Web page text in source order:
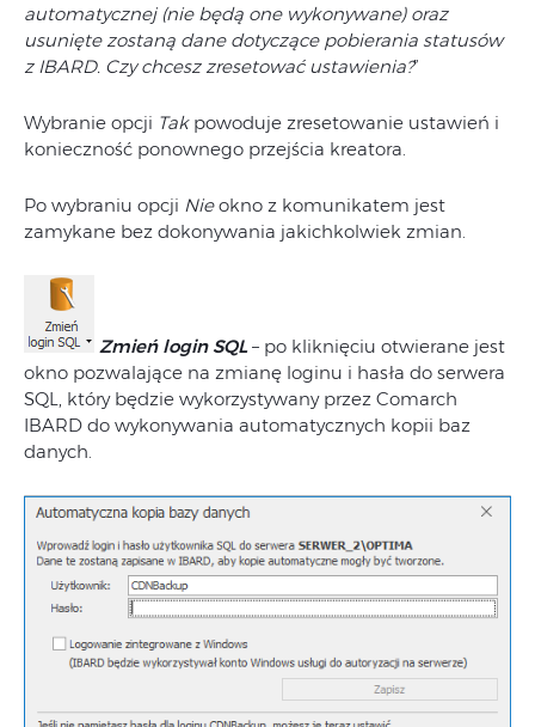
automatycznej (nie będą one wykonywane) oraz
usunięte zostaną dane dotyczące pobierania statusów
z IBARD. Czy chcesz zresetować ustawienia?”
Wybranie opcji Takpowoduje zresetowanie ustawień i
konieczność ponownego przejścia kreatora.
Po wybraniu opcji Nieokno z komunikatem jest
zamykane bez dokonywania jakichkolwiek zmian.
Zmień login SQL– po kliknięciu otwierane jest
okno pozwalające na zmianę loginu i hasła do serwera
SQL, który będzie wykorzystywany przez Comarch
IBARD do wykonywania automatycznych kopii baz
danych.